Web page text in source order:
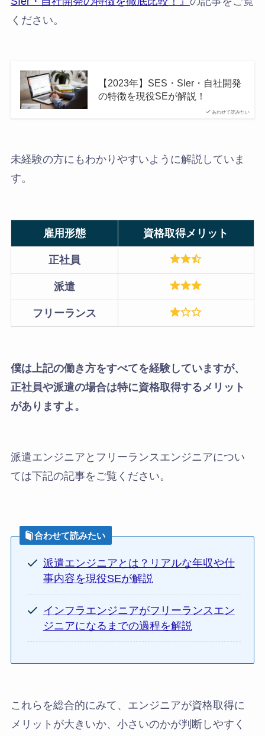
ください。
あわせて読みたい
【2023年】SES・SIer・自社開発
の特徴を現役SEが解説！
未経験の方にもわかりやすいように解説していま
す。
雇用形態 資格取得メリット
正社員
派遣
フリーランス
僕は上記の働き方をすべてを経験していますが、
正社員や派遣の場合は特に資格取得するメリット
がありますよ。
派遣エンジニアとフリーランスエンジニアについ
ては下記の記事をご覧ください。
合わせて読みたい
派遣エンジニアとは？リアルな年収や仕
事内容を現役SEが解説
インフラエンジニアがフリーランスエン
ジニアになるまでの過程を解説
これらを総合的にみて、エンジニアが資格取得に
メリットが大きいか、小さいのかが判断しやすく